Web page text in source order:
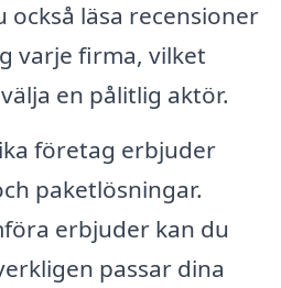
läsa recensioner
varje firma, vilket
en pålitlig aktör.
företag erbjuder
paketlösningar.
erbjuder kan du
passar dina